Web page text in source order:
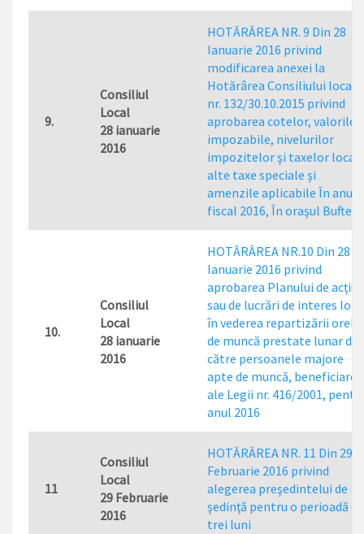
9.
Consiliul
Local
28 ianuarie
2016
HOTĂRÂREA NR. 9 Din 28
Ianuarie 2016 privind
modificarea anexei la
Hotărârea Consiliului local
nr. 132/30.10.2015 privind
aprobarea cotelor, valorilor
impozabile, nivelurilor
impozitelor şi taxelor
alte taxe speciale şi
amenzile aplicabile În anul
fiscal 2016, În oraşul Buftea
10.
Consiliul
Local
28 ianuarie
2016
HOTĂRÂREA NR.10 Din 28
Ianuarie 2016 privind
aprobarea Planului de
sau de lucrări de interes
în vederea repartizării
de muncă prestate lunar de
către persoanele majore
apte de muncă, beneficiare
ale Legii nr. 416/2001,
anul 2016
11
Consiliul
Local
29 Februarie
2016
HOTĂRÂREA NR. 11 Din 29
Februarie 2016 privind
alegerea preşedintelui de
şedinţă pentru o perioadă de
trei luni